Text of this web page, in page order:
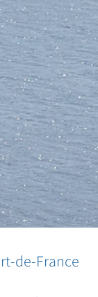
de-France